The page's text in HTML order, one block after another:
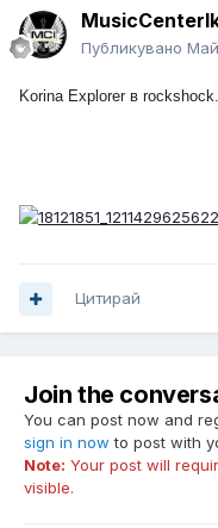
Публикувано Май
Korina Explorer в
Цитирай
Join the
You can post now and
sign in now to post with
Note: Your post will
visible.